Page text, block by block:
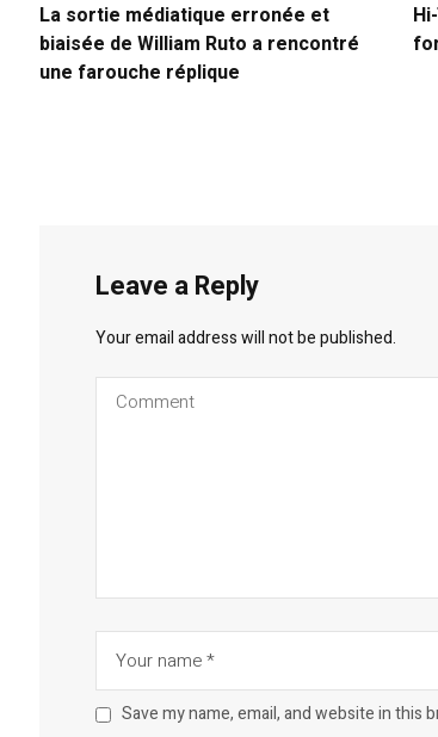
La sortie médiatique erronée et
biaisée de William Ruto a rencontré
une farouche réplique
Leave a Reply
Your email address will not be published.
Save my name, email, and website in